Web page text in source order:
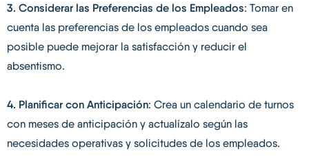
3. Considerar las Preferencias de los Empleados: Tomar en
cuenta las preferencias de los empleados cuando sea
posible puede mejorar la satisfacción y reducir el
absentismo.
4. Planificar con Anticipación: Crea un calendario de turnos
con meses de anticipación y actualízalo según las
necesidades operativas y solicitudes de los empleados.